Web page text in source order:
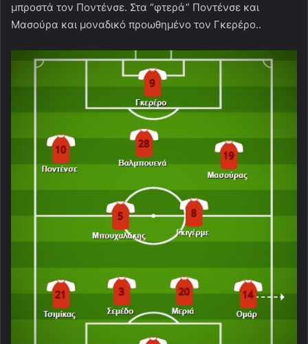
μπροστά τον Ποντένσε. Στα “φτερά” Ποντένσε και
Μασούρα και μοναδικό προωθημένο τον Γκερέρο..